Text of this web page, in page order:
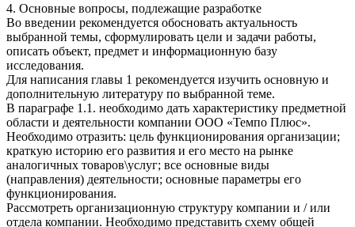
4. Основные вопросы, подлежащие разработке
Во введении рекомендуется обосновать актуальность
выбранной темы, сформулировать цели и задачи работы,
описать объект, предмет и информационную базу
исследования.
Для написания главы 1 рекомендуется изучить основную и
дополнительную литературу по выбранной теме.
В параграфе 1.1. необходимо дать характеристику предметной
области и деятельности компании ООО «Темпо Плюс».
Необходимо отразить: цель функционирования организации;
краткую историю его развития и его место на рынке
аналогичных товаров\услуг; все основные виды
(направления) деятельности; основные параметры его
функционирования.
Рассмотреть организационную структуру компании и / или
отдела компании. Необходимо представить схему общей